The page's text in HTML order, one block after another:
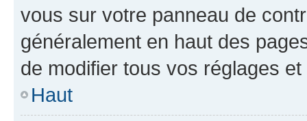
vous sur votre panneau de
généralement en haut des
de modifier tous vos réglages
Haut